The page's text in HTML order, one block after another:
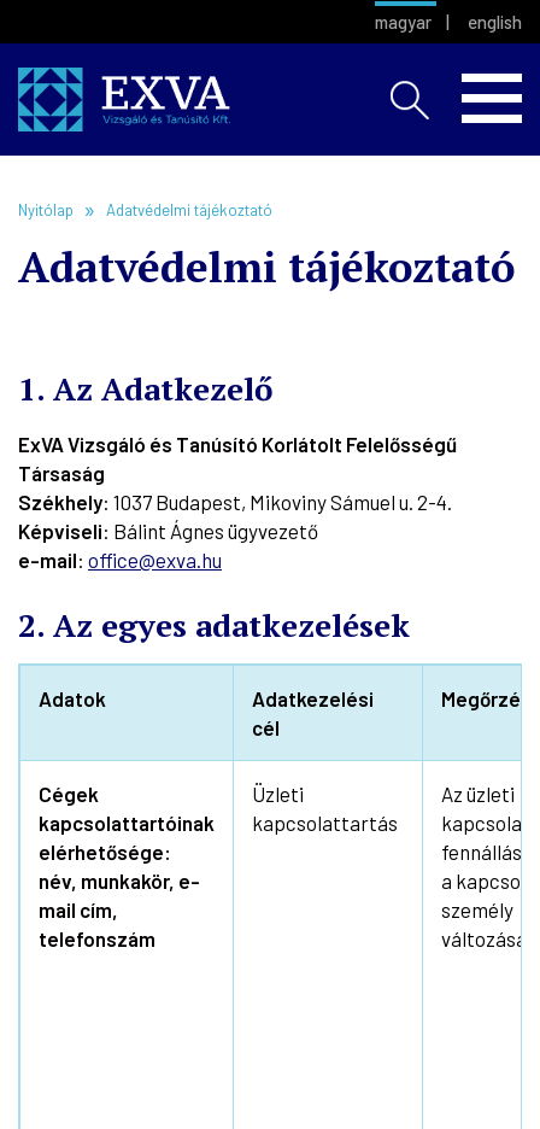
magyar english
Nyitólap Adatvédelmi tájékoztató
Adatvédelmi tájékoztató
1. Az Adatkezelő
ExVA Vizsgáló és Tanúsító Korlátolt Felelősségű
Társaság
Székhely: 1037 Budapest, Mikoviny Sámuel u. 2-4.
Képviseli: Bálint Ágnes ügyvezető
e-mail: office@exva.hu
2. Az egyes adatkezelések
Adatok
Adatkezelési
cél
Megőrzési
Cégek
kapcsolattartóinak
elérhetősége:
név, munkakör, e-
mail cím,
telefonszám
Üzleti
kapcsolattartás
Az üzleti
kapcsolat
a
személy